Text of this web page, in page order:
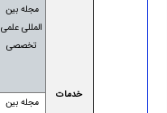
خدمات
مجله بین
المللی علمی
تخصصی
مجله بین